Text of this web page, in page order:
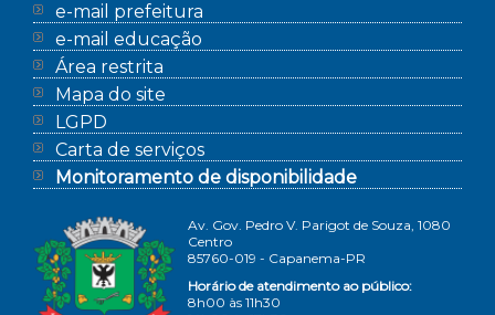
e-mail prefeitura
e-mail educação
Área restrita
Mapa do site
LGPD
Carta de serviços
Monitoramento de disponibilidade
Av. Gov. Pedro V. Parigot de Souza, 1080
Centro
85760-019 - Capanema-PR
Horário de atendimento ao público:
8h00 às 11h30